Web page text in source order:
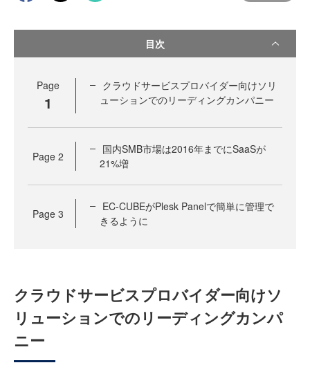
目次
Page
1
クラウドサービスプロバイダー向けソリ
ューションでのリーディングカンパニー
Page 2
国内SMB市場は2016年までにSaaSが
21%増
Page 3
EC-CUBEがPlesk Panelで簡単に管理で
きるように
クラウドサービスプロバイダー向けソ
リューションでのリーディングカンパ
ニー